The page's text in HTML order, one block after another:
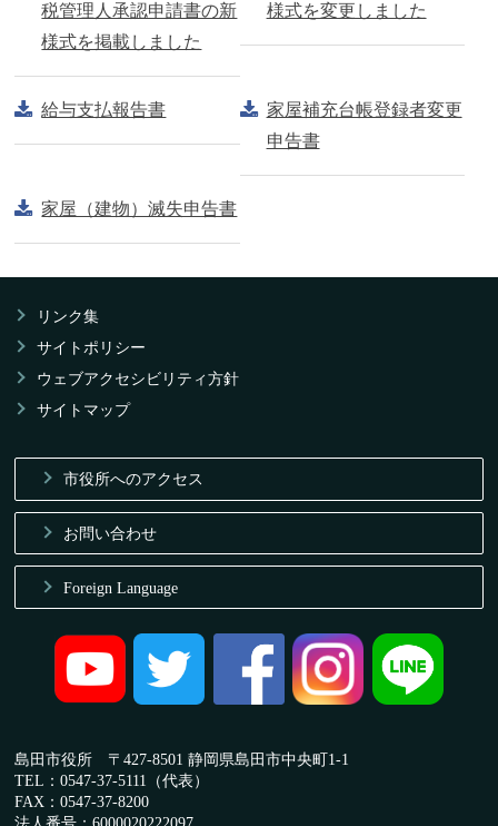
税管理人承認申請書の新
様式を掲載しました
様式を変更しました
給与支払報告書
家屋補充台帳登録者変更
申告書
家屋（建物）滅失申告書
リンク集
サイトポリシー
ウェブアクセシビリティ方針
サイトマップ
市役所へのアクセス
お問い合わせ
Foreign Language
島田市役所 〒427-8501 静岡県島田市中央町1-1
TEL：0547-37-5111（代表）
FAX：0547-37-8200
法人番号：6000020222097